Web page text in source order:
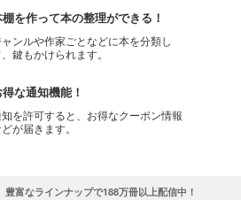
を作って本の整理ができる！
ャンルや作家ごとなどに本を分類し
鍵もかけられます。
得な通知機能！
を許可すると、お得なクーポン情報
が届きます。
富なラインナップで188万冊以上配信中！